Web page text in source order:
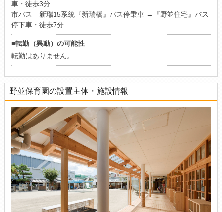
車・徒歩3分
市バス 新瑞15系統『新瑞橋』バス停乗車 →『野並住宅』バス
停下車・徒歩7分
■転勤（異動）の可能性
転勤はありません。
野並保育園の設置主体・施設情報